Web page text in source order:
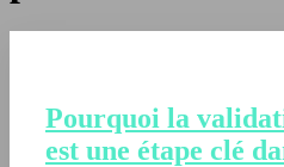
Pourquoi la
est une étape clé